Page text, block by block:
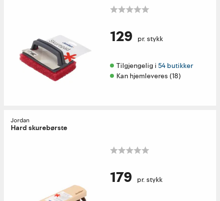
129 pr. stykk
Tilgjengelig i 54 butikker
Kan hjemleveres (18)
Jordan
Hard skurebørste
179 pr. stykk